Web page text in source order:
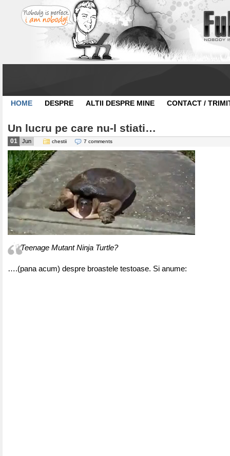
HOME DESPRE ALTII DESPRE MINE CONTACT /
Un lucru pe care nu-l stiati…
01 Jun chestii 7 comments
Teenage Mutant Ninja Turtle?
….(pana acum) despre broastele testoase. Si anume: